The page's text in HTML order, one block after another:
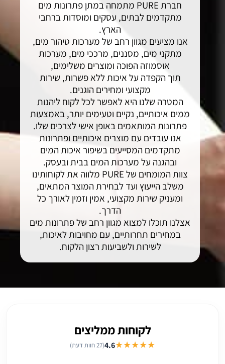
חברת PURE מתמחה במתן פתרונות מים
מתקדמים לבתים, עסקים ומוסדות ברחבי
הארץ.
אנו מציעים מגוון רחב של מערכות טיהור מים,
מתקני מים, מסננים, מרככי מים, מערכות
אוסמוזה הפוכה ומוצרים משלימים,
תוך הקפדה על איכות ללא פשרות, שירות
מקצועי ומחירים הוגנים.
המטרה שלנו היא לאפשר לכל לקוח ליהנות
ממים איכותיים, נקיים וטעימים יותר, באמצעות
פתרונות המותאמים באופן אישי לצרכים שלו.
אנו עובדים עם מוצרים איכותיים ופתרונות
מתקדמים המסייעים בשיפור איכות המים
ובהגנה על מערכות המים בבית ובעסק.
צוות המומחים של PURE מלווה את לקוחותינו
משלב הייעוץ ועד לבחירת המוצר המתאים,
ומעניק שירות מקצועי, אמין וזמין לאורך כל
הדרך.
אצלנו תוכלו למצוא מגוון רחב של פתרונות מים
במחירים תחרותיים, עם מחויבות לאיכות,
לשירות ולשביעות רצון הלקוח.
לקוחות ממליצים
★★★★★
4.6(27 חוות דעת)